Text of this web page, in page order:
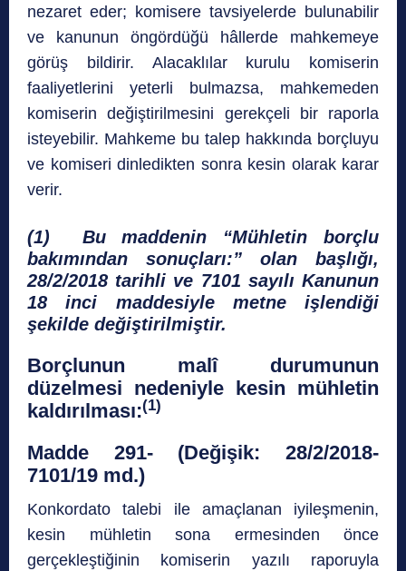
nezaret eder; komisere tavsiyelerde bulunabilir
ve kanunun öngördüğü hâllerde mahkemeye
görüş bildirir. Alacaklılar kurulu komiserin
faaliyetlerini yeterli bulmazsa, mahkemeden
komiserin değiştirilmesini gerekçeli bir raporla
isteyebilir. Mahkeme bu talep hakkında borçluyu
ve komiseri dinledikten sonra kesin olarak karar
verir.
(1) Bu maddenin “Mühletin borçlu
bakımından sonuçları:” olan başlığı,
28/2/2018 tarihli ve 7101 sayılı Kanunun
18 inci maddesiyle metne işlendiği
şekilde değiştirilmiştir.
Borçlunun malî durumunun
düzelmesi nedeniyle kesin mühletin
kaldırılması:(1)
Madde 291- (Değişik: 28/2/2018-
7101/19 md.)
Konkordato talebi ile amaçlanan iyileşmenin,
kesin mühletin sona ermesinden önce
gerçekleştiğinin komiserin yazılı raporuyla